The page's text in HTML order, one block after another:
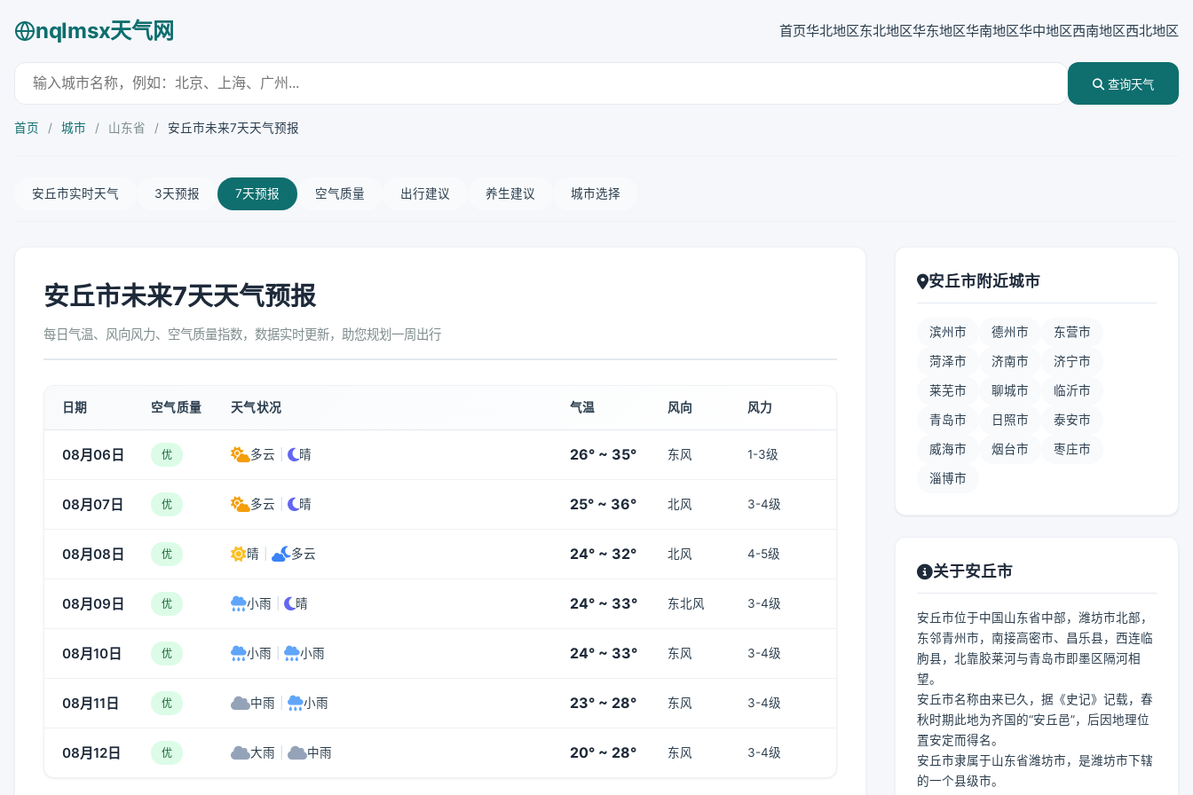
nqlmsx天气网 首页华北地区东北地区华东地区华南地区华中地区西南地区西北地区
查询天气
首页 / 城市 / 山东省 / 安丘市未来7天天气预报
安丘市实时天气 3天预报 7天预报 空气质量 出行建议 养生建议 城市选择
安丘市未来7天天气预报
每日气温、风向风力、空气质量指数，数据实时更新，助您规划一周出行
日期 空气质量 天气状况 气温 风向 风力
08月06日 优 多云 晴 26° ~ 35° 东风 1-3级
08月07日 优 多云 晴 25° ~ 36° 北风 3-4级
08月08日 优 晴 多云 24° ~ 32° 北风 4-5级
08月09日 优 小雨 晴 24° ~ 33° 东北风 3-4级
08月10日 优 小雨 小雨 24° ~ 33° 东风 3-4级
08月11日 优 中雨 小雨 23° ~ 28° 东风 3-4级
08月12日 优 大雨 中雨 20° ~ 28° 东风 3-4级
安丘市附近城市
滨州市 德州市 东营市
菏泽市 济南市 济宁市
莱芜市 聊城市 临沂市
青岛市 日照市 泰安市
威海市 烟台市 枣庄市
淄博市
关于安丘市
安丘市位于中国山东省中部，潍坊市北部，
东邻青州市，南接高密市、昌乐县，西连临
朐县，北靠胶莱河与青岛市即墨区隔河相
望。
安丘市名称由来已久，据《史记》记载，春
秋时期此地为齐国的“安丘邑”，后因地理位
置安定而得名。
安丘市隶属于山东省潍坊市，是潍坊市下辖
的一个县级市。